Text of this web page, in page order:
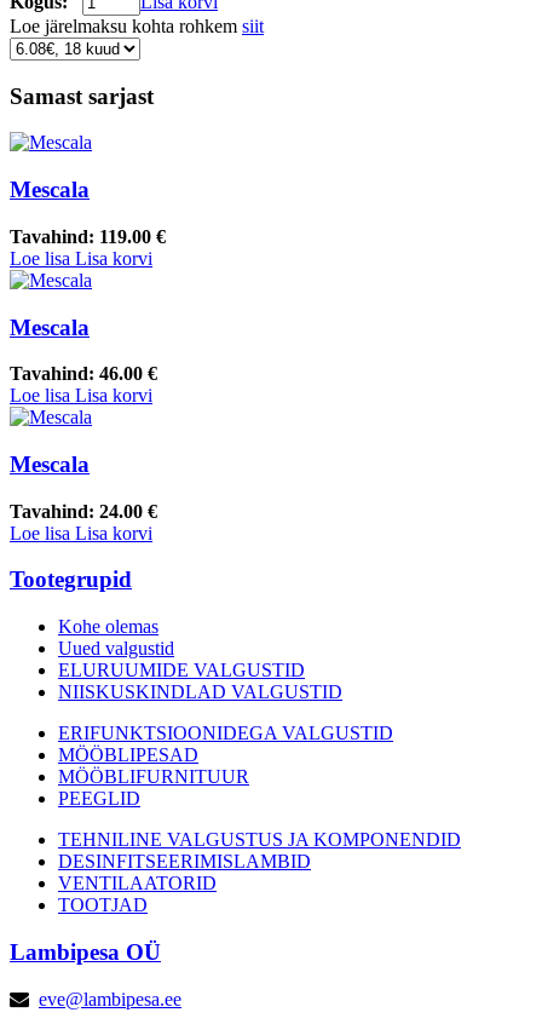
Loe järelmaksu kohta rohkem siit
Samast sarjast
Mescala
Tavahind: 119.00 €
Loe lisa Lisa korvi
Mescala
Tavahind: 46.00 €
Loe lisa Lisa korvi
Mescala
Tavahind: 24.00 €
Loe lisa Lisa korvi
Tootegrupid
Kohe olemas
Uued valgustid
ELURUUMIDE VALGUSTID
NIISKUSKINDLAD VALGUSTID
ERIFUNKTSIOONIDEGA VALGUSTID
MÖÖBLIPESAD
MÖÖBLIFURNITUUR
PEEGLID
TEHNILINE VALGUSTUS JA KOMPONENDID
DESINFITSEERIMISLAMBID
VENTILAATORID
TOOTJAD
Lambipesa OÜ
eve@lambipesa.ee